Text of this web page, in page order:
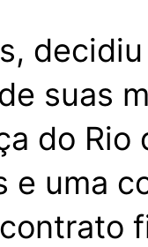
suas
do
e uma